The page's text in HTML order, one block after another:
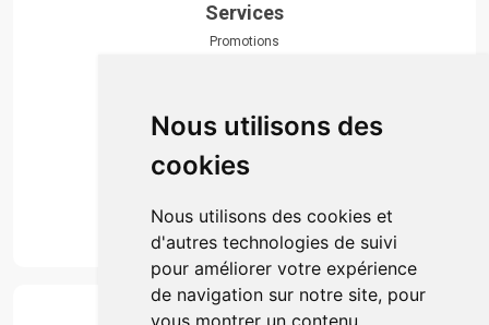
Nous utilisons des
cookies
Nous utilisons des cookies et
d'autres technologies de suivi
pour améliorer votre expérience
de navigation sur notre site, pour
vous montrer un contenu
Services
Promotions
Actualités & conseils
Événements
Marques
Suivez-nous
Paiement